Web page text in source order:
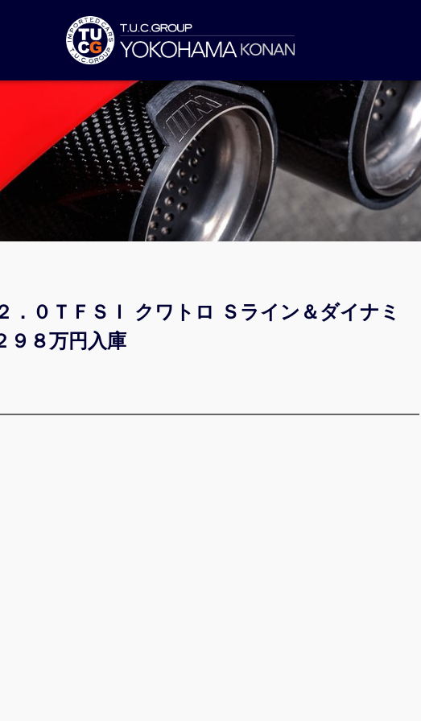
．０ＴＦＳＩ クワトロ Ｓライン＆ダイナミ
８万円入庫